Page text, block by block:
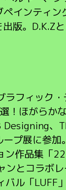
インティン
版。D.K.Z
フィック・
！ほがらか
、
プ展に参加
作品集「
ンとコラボ
ル「LUFF